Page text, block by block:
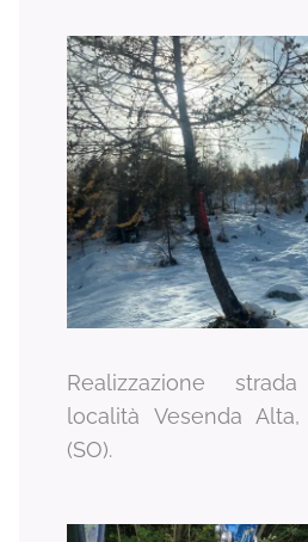
Realizzazione
località Vesenda
(SO).